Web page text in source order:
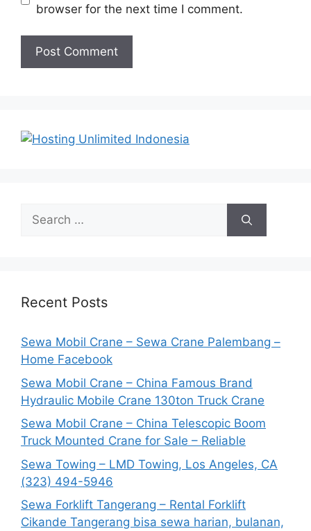
browser for the next time I comment.
Search
for:
Recent Posts
Sewa Mobil Crane – Sewa Crane Palembang –
Home Facebook
Sewa Mobil Crane – China Famous Brand
Hydraulic Mobile Crane 130ton Truck Crane
Sewa Mobil Crane – China Telescopic Boom
Truck Mounted Crane for Sale – Reliable
Sewa Towing – LMD Towing, Los Angeles, CA
(323) 494-5946
Sewa Forklift Tangerang – Rental Forklift
Cikande Tangerang bisa sewa harian, bulanan,